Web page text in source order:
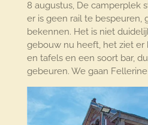
8 augustus, De camperplek
er is geen rail te bespeuren,
bekennen. Het is niet
gebouw nu heeft, het ziet
en tafels en een soort bar,
gebeuren. We gaan